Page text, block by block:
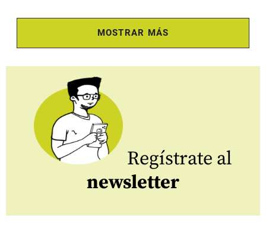
MOSTRAR MÁS
Regístrate al
newsletter